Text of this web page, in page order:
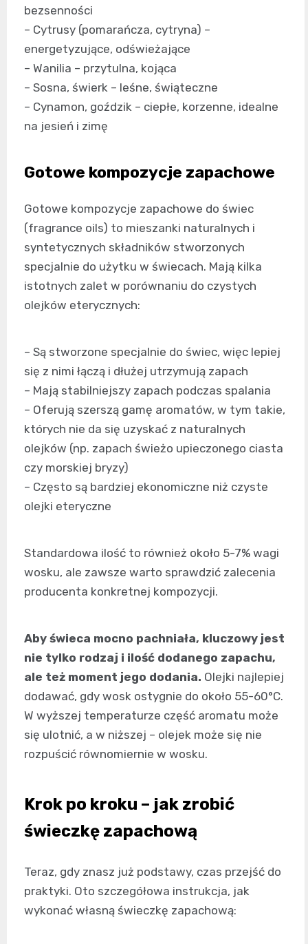
bezsenności
– Cytrusy (pomarańcza, cytryna) –
energetyzujące, odświeżające
– Wanilia – przytulna, kojąca
– Sosna, świerk – leśne, świąteczne
– Cynamon, goździk – ciepłe, korzenne, idealne
na jesień i zimę
Gotowe kompozycje zapachowe
Gotowe kompozycje zapachowe do świec
(fragrance oils) to mieszanki naturalnych i
syntetycznych składników stworzonych
specjalnie do użytku w świecach. Mają kilka
istotnych zalet w porównaniu do czystych
olejków eterycznych:
– Są stworzone specjalnie do świec, więc lepiej
się z nimi łączą i dłużej utrzymują zapach
– Mają stabilniejszy zapach podczas spalania
– Oferują szerszą gamę aromatów, w tym takie,
których nie da się uzyskać z naturalnych
olejków (np. zapach świeżo upieczonego ciasta
czy morskiej bryzy)
– Często są bardziej ekonomiczne niż czyste
olejki eteryczne
Standardowa ilość to również około 5-7% wagi
wosku, ale zawsze warto sprawdzić zalecenia
producenta konkretnej kompozycji.
Aby świeca mocno pachniała, kluczowy jest
nie tylko rodzaj i ilość dodanego zapachu,
ale też moment jego dodania. Olejki najlepiej
dodawać, gdy wosk ostygnie do około 55-60°C.
W wyższej temperaturze część aromatu może
się ulotnić, a w niższej – olejek może się nie
rozpuścić równomiernie w wosku.
Krok po kroku – jak zrobić
świeczkę zapachową
Teraz, gdy znasz już podstawy, czas przejść do
praktyki. Oto szczegółowa instrukcja, jak
wykonać własną świeczkę zapachową: